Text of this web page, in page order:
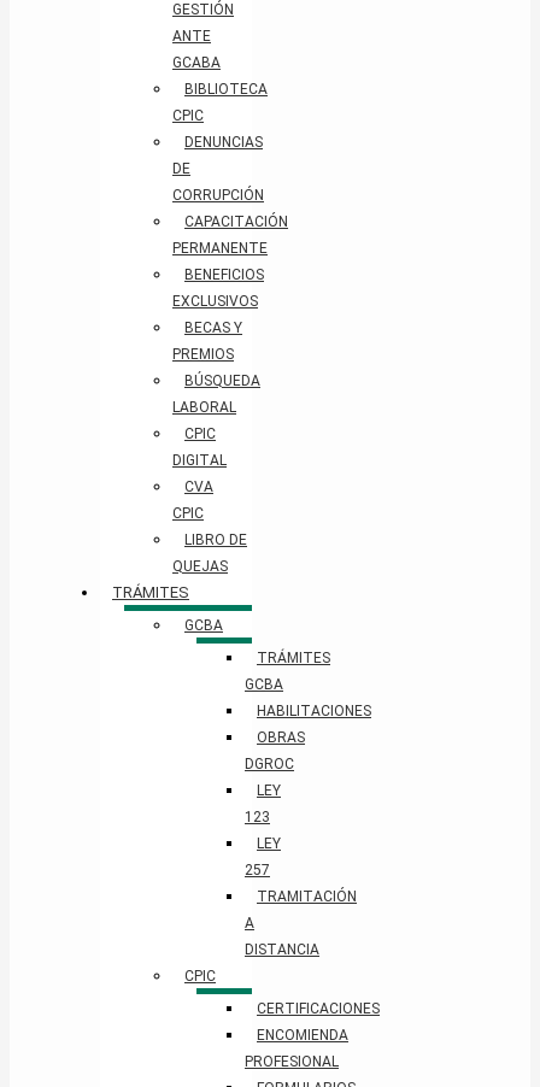
GESTIÓN
ANTE
GCABA
BIBLIOTECA
CPIC
DENUNCIAS
DE
CORRUPCIÓN
CAPACITACIÓN
PERMANENTE
BENEFICIOS
EXCLUSIVOS
BECAS Y
PREMIOS
BÚSQUEDA
LABORAL​
CPIC
DIGITAL
CVA
CPIC
LIBRO DE
QUEJAS
TRÁMITES
GCBA
TRÁMITES
GCBA
HABILITACIONES
OBRAS
DGROC
LEY
123
LEY
257
TRAMITACIÓN
A
DISTANCIA
CPIC
CERTIFICACIONES
ENCOMIENDA
PROFESIONAL